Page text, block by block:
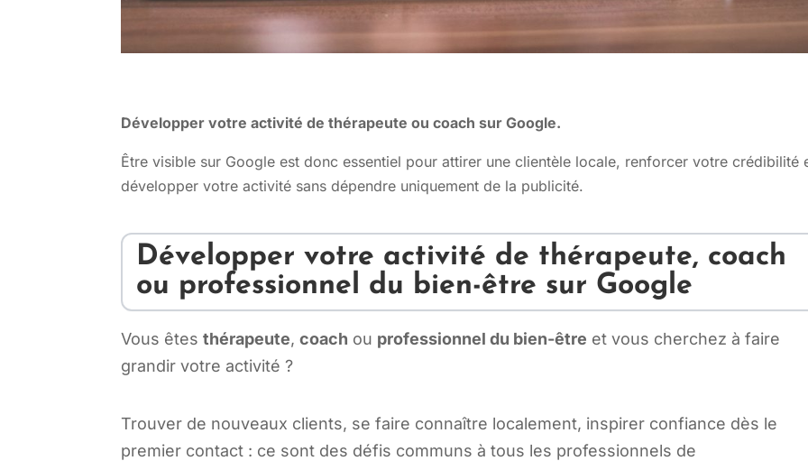
Développer votre activité de thérapeute ou coach sur Google.
Être visible sur Google est donc essentiel pour attirer une clientèle locale, renforcer votre crédibilité
développer votre activité sans dépendre uniquement de la publicité.
Développer votre activité de thérapeute, coach
ou professionnel du bien-être sur Google
Vous êtesthérapeute,coach ou professionnel du bien-être et vous cherchez à faire
grandir votre activité ?
Trouver de nouveaux clients, se faire connaître localement, inspirer confiance dès le
premier contact : ce sont des défis communs à tous les professionnels de